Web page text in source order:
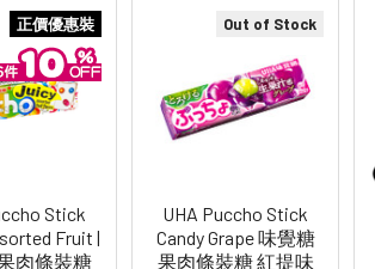
正價優惠裝
Stick
Fruit |
肉條裝糖
Out of Stock
UHA Puccho Stick
Candy Grape 味覺糖
果肉條裝糖 紅提味